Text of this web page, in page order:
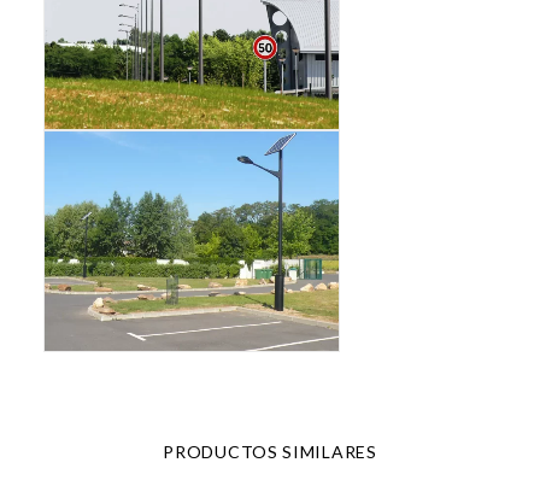
PRODUCTOS SIMILARES